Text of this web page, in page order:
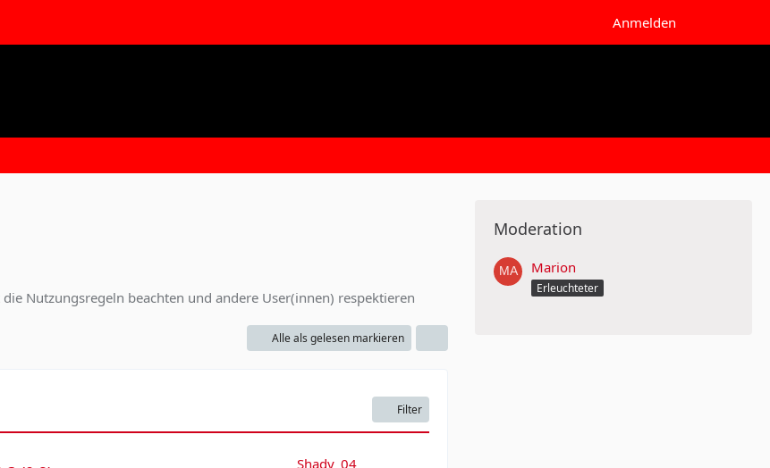
Anmelden
Nutzungsregeln beachten und andere User(innen) respektieren
Alle als gelesen markieren
Filter
Shady_04
Moderation
Marion
Erleuchteter